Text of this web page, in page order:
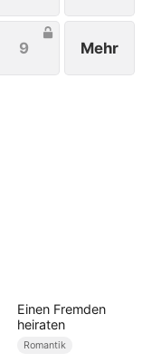
9 Mehr
Einen Fremden
heiraten
Romantik